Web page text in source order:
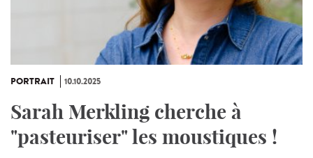
PORTRAIT 10.10.2025
Sarah Merkling cherche à
"pasteuriser" les moustiques !